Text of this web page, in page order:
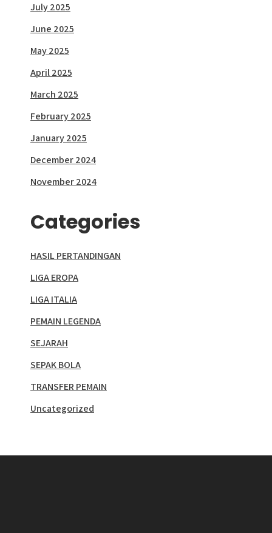
July 2025
June 2025
May 2025
April 2025
March 2025
February 2025
January 2025
December 2024
November 2024
Categories
HASIL PERTANDINGAN
LIGA EROPA
LIGA ITALIA
PEMAIN LEGENDA
SEJARAH
SEPAK BOLA
TRANSFER PEMAIN
Uncategorized